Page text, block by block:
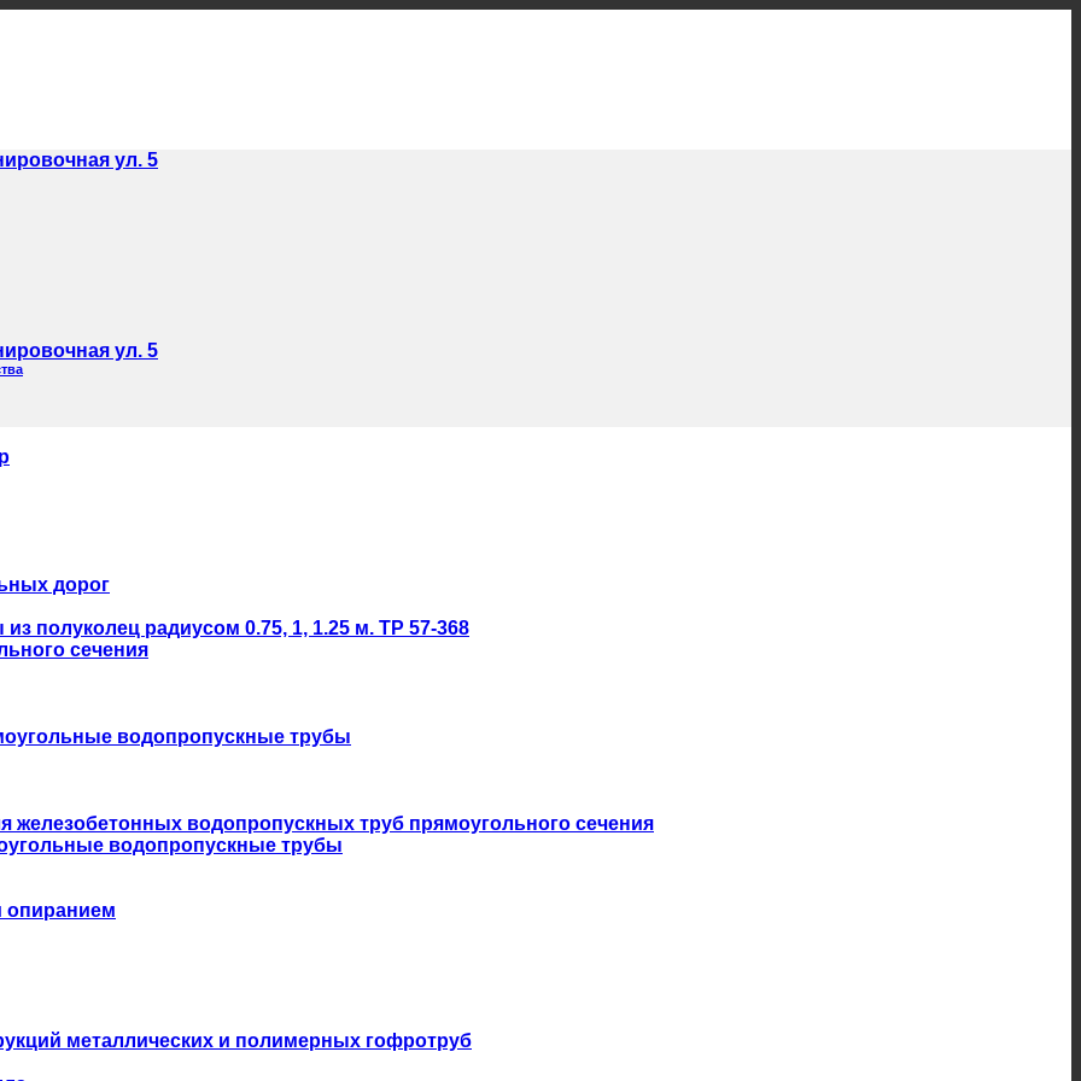
ул. 5
ул. 5
дорог
полуколец радиусом 0.75, 1, 1.25 м. ТР 57-368
сечения
водопропускные трубы
железобетонных водопропускных труб прямоугольного сечения
водопропускные трубы
опиранием
металлических и полимерных гофротруб